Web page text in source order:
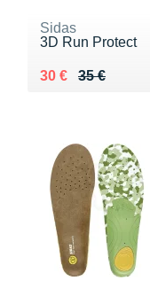
Sidas
3D Run Protect
35 €
Au lieu de 35 €
30 €
Vendu 30 €